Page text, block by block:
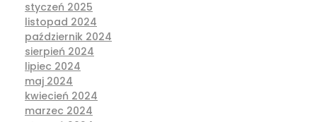
styczeń 2025
listopad 2024
październik 2024
sierpień 2024
lipiec 2024
maj 2024
kwiecień 2024
marzec 2024